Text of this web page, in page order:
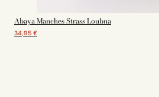
Abaya Manches Strass Loubna
34,95 €